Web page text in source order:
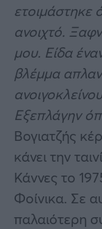
ετοιμάστηκε
ανοιχτό.
μου. Είδα
βλέμμα
Εξεπλάγην
Βογιατζής
κάνει την
Κάννες το
Φοίνικα. Σε
παλαιότερη